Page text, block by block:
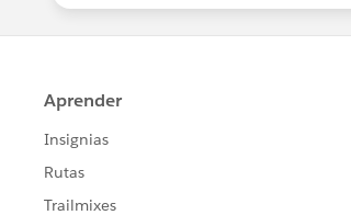
本当にありがとう